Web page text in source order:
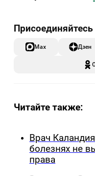
Max Дзен
Читайте также:
Врач
болезнях не
права